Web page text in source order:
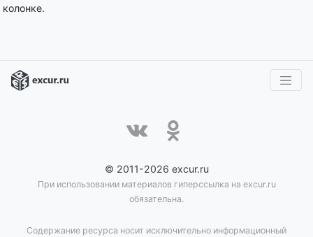
колонке.
© 2011-2026 excur.ru
При использовании материалов гиперссылка на excur.ru
обязательна.
Содержание ресурса носит исключительно информационный